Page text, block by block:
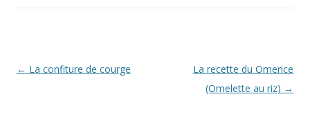
Navigation
← La confiture de courge
La recette du Omerice
(Omelette au riz) →